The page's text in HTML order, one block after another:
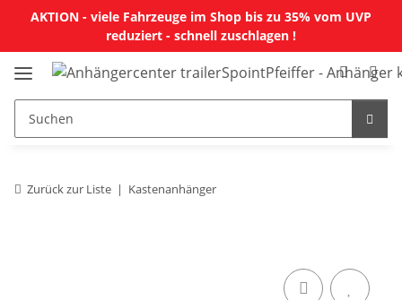
AKTION - viele Fahrzeuge im Shop bis zu 35% vom UVP
reduziert - schnell zuschlagen !
Zurück zur Liste Kastenanhänger